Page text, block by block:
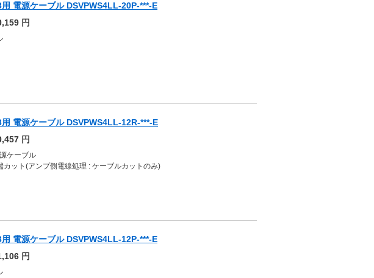
電源ケーブル DSVPWS4LL-20P-***-E
円
電源ケーブル DSVPWS4LL-12R-***-E
円
ケーブル
ット(アンプ側電線処理 : ケーブルカットのみ)
電源ケーブル DSVPWS4LL-12P-***-E
円